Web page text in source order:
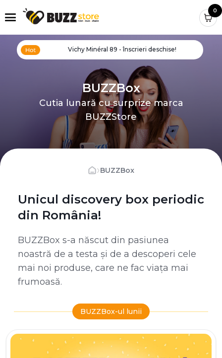
0
Vichy Minéral 89 - înscrieri deschise!
BUZZBox
Cutia lunară cu surprize marca
BUZZStore
›BUZZBox
Unicul discovery box periodic
din România!
BUZZBox s-a născut din pasiunea
noastră de a testa și de a descoperi cele
mai noi produse, care ne fac viața mai
frumoasă.
BUZZBox-ul lunii